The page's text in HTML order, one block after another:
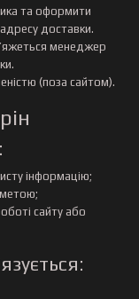
та оформити
доставки.
менеджер
(поза сайтом).
інформацію;
метою;
сайту або